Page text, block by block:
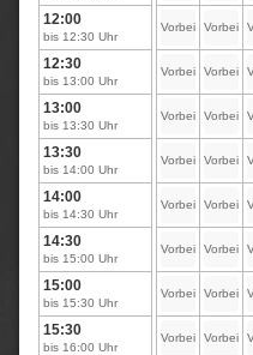
12:00
bis 12:30 Uhr
12:30
bis 13:00 Uhr
13:00
bis 13:30 Uhr
13:30
bis 14:00 Uhr
14:00
bis 14:30 Uhr
14:30
bis 15:00 Uhr
15:00
bis 15:30 Uhr
15:30
bis 16:00 Uhr
Vorbei Vorbei
Vorbei Vorbei
Vorbei Vorbei
Vorbei Vorbei
Vorbei Vorbei
Vorbei Vorbei
Vorbei Vorbei
Vorbei Vorbei